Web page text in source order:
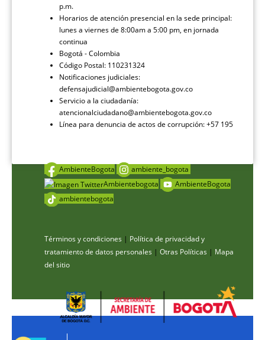
p.m.
Horarios de atención presencial en la sede principal:
lunes a viernes de 8:00am a 5:00 pm, en jornada
continua
Bogotá - Colombia
Código Postal: 110231324
Notificaciones judiciales:
defensajudicial@ambientebogota.gov.co
Servicio a la ciudadanía:
atencionalciudadano@ambientebogota.gov.co
Línea para denuncia de actos de corrupción: +57 195
AmbienteBogota
ambiente_bogota
Ambientebogota
AmbienteBogota
ambientebogota
Términos y condiciones | Política de privacidad y
tratamiento de datos personales | Otras Políticas | Mapa
del sitio